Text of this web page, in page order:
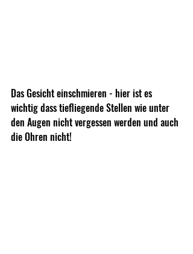
Das Gesicht einschmieren - hier ist es
wichtig dass tiefliegende Stellen wie unter
den Augen nicht vergessen werden und auch
die Ohren nicht!